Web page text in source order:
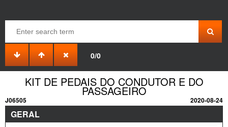
0/0
KIT DE PEDAIS DO CONDUTOR E DO
PASSAGEIRO
J06505 2020-08-24
GERAL